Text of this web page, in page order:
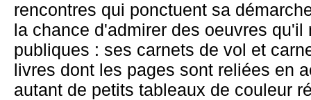
rencontres qui ponctuent sa
la chance d'admirer des oeuvres
publiques : ses carnets de vol et
livres dont les pages sont reliées en
autant de petits tableaux de couleur